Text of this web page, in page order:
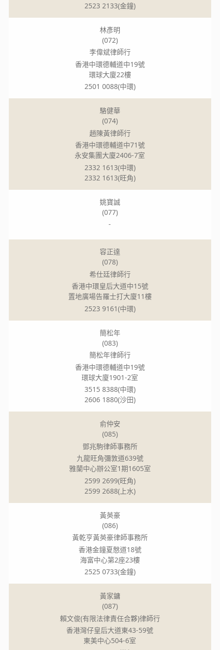
2523 2133(金鐘)
林彥明
(072)
李偉斌律師行
香港中環德輔道中19號
環球大廈22樓
2501 0088(中環)
駱健華
(074)
趙陳黃律師行
香港中環德輔道中71號
永安集團大廈2406-7室
2332 1613(中環)
2332 1613(旺角)
姚寶誠
(077)
-
容正達
(078)
希仕廷律師行
香港中環皇后大道中15號
置地廣場告羅士打大廈11樓
2523 9161(中環)
簡松年
(083)
簡松年律師行
香港中環德輔道中19號
環球大廈1901-2室
3515 8388(中環)
2606 1880(沙田)
俞仲安
(085)
鄧兆駒律師事務所
九龍旺角彌敦道639號
雅蘭中心辦公室1期1605室
2599 2699(旺角)
2599 2688(上水)
黃英豪
(086)
黃乾亨黃英豪律師事務所
香港金鐘夏慤道18號
海富中心第2座23樓
2525 0733(金鐘)
黃家鏞
(087)
賴文俊(有限法律責任合夥)律師行
香港灣仔皇后大道東43-59號
東美中心504-6室